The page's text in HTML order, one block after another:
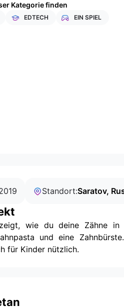
Kategorie finden
EDTECH EIN SPIEL
Standort:Saratov,
wie du deine Zähne in
und eine
für Kinder nützlich.